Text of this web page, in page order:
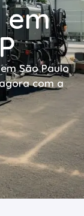
em
São Paulo
com a